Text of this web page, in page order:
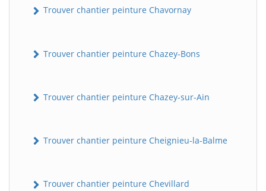
Trouver chantier peinture Chavornay
Trouver chantier peinture Chazey-Bons
Trouver chantier peinture Chazey-sur-Ain
Trouver chantier peinture Cheignieu-la-Balme
Trouver chantier peinture Chevillard